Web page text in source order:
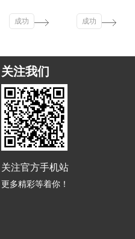
成功
成功
关注我们
关注官方手机站
更多精彩等着你！